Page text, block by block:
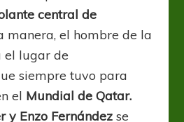
central de
manera, el hombre de la
el lugar de
siempre tuvo para
el Mundial de Qatar.
y Enzo Fernándezse